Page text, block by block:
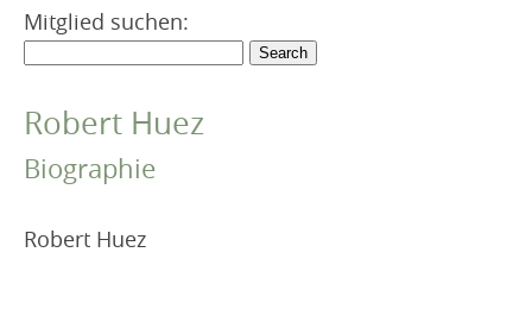
TERMINARCHIV
TEXTE
Mitglied suchen:
Robert Huez
Biographie
Robert Huez